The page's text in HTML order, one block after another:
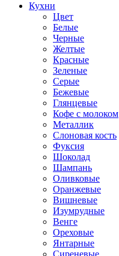
Кухни
Цвет
Белые
Черные
Желтые
Красные
Зеленые
Серые
Бежевые
Глянцевые
Кофе с молоком
Металлик
Слоновая кость
Фуксия
Шоколад
Шампань
Оливковые
Оранжевые
Вишневые
Изумрудные
Венге
Ореховые
Янтарные
Сиреневые